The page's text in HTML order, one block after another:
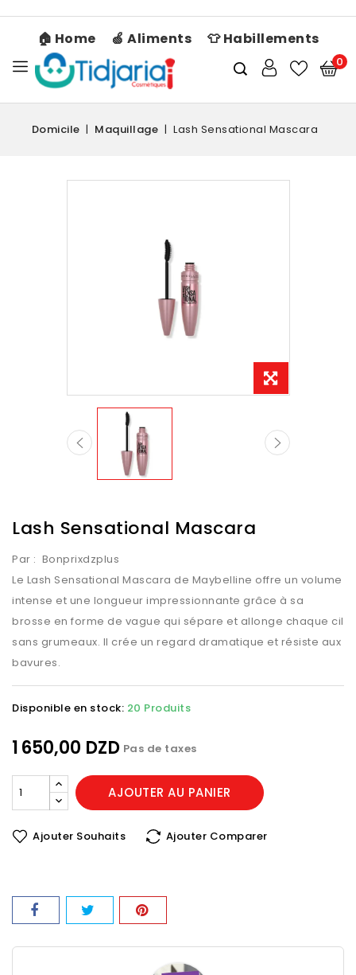
🏠 Home 🍏 Aliments 👕 Habillements
0
Domicile Maquillage Lash Sensational Mascara
Lash Sensational Mascara
Par : Bonprixdzplus
Le Lash Sensational Mascara de Maybelline offre un volume
intense et une longueur impressionnante grâce à sa
brosse en forme de vague qui sépare et allonge chaque cil
sans grumeaux. Il crée un regard dramatique et résiste aux
bavures.
Disponible en stock: 20 Produits
1 650,00 DZD Pas de taxes
AJOUTER AU PANIER
Ajouter Souhaits Ajouter Comparer